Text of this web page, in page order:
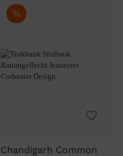
%
Chandigarh Common